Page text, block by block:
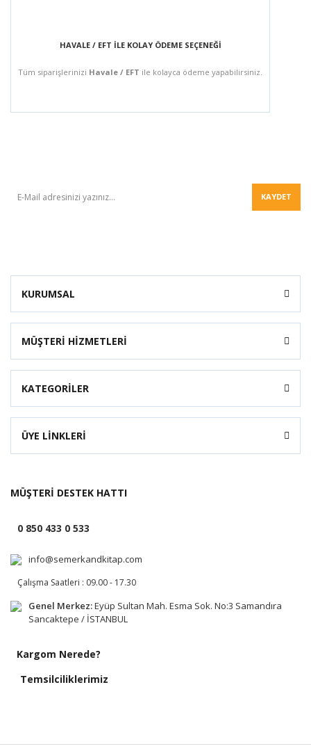
HAVALE / EFT İLE KOLAY ÖDEME SEÇENEĞİ
Tüm siparişlerinizi Havale / EFT ile kolayca ödeme yapabilirsiniz.
KAYDET
KURUMSAL
MÜŞTERİ HİZMETLERİ
KATEGORİLER
ÜYE LİNKLERİ
MÜŞTERİ DESTEK HATTI
0 850 433 0 533
info@semerkandkitap.com
Çalışma Saatleri : 09.00 - 17.30
Genel Merkez:Eyüp Sultan Mah. Esma Sok. No:3 Samandıra
Sancaktepe / İSTANBUL
Kargom Nerede?
Temsilciliklerimiz